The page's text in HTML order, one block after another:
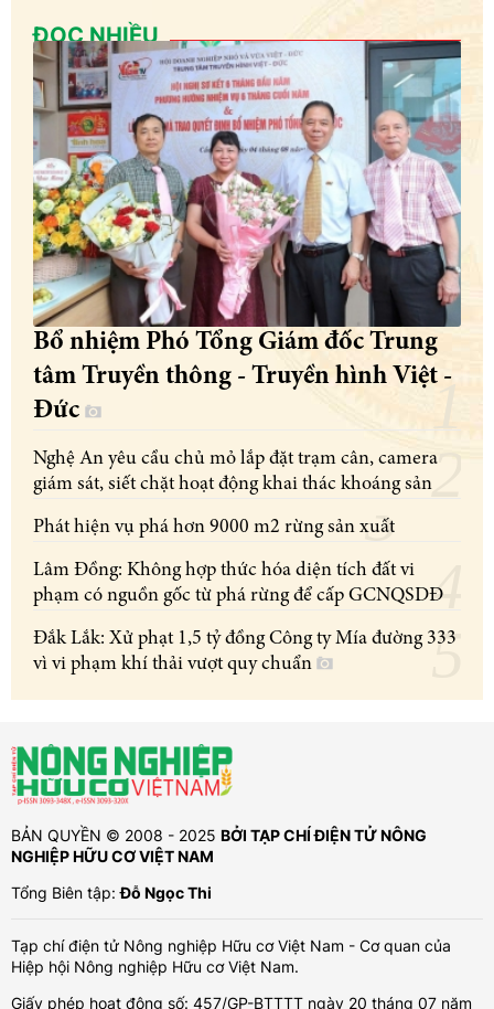
ĐỌC NHIỀU
Bổ nhiệm Phó Tổng Giám đốc Trung
tâm Truyền thông - Truyền hình Việt -
Đức
Nghệ An yêu cầu chủ mỏ lắp đặt trạm cân, camera
giám sát, siết chặt hoạt động khai thác khoáng sản
Phát hiện vụ phá hơn 9000 m2 rừng sản xuất
Lâm Đồng: Không hợp thức hóa diện tích đất vi
phạm có nguồn gốc từ phá rừng để cấp GCNQSDĐ
Đắk Lắk: Xử phạt 1,5 tỷ đồng Công ty Mía đường 333
vì vi phạm khí thải vượt quy chuẩn
BẢN QUYỀN © 2008 - 2025 BỞI TẠP CHÍ ĐIỆN TỬ NÔNG
NGHIỆP HỮU CƠ VIỆT NAM
Tổng Biên tập:Đỗ Ngọc Thi
Tạp chí điện tử Nông nghiệp Hữu cơ Việt Nam - Cơ quan của
Hiệp hội Nông nghiệp Hữu cơ Việt Nam.
Giấy phép hoạt động số: 457/GP-BTTTT ngày 20 tháng 07 năm